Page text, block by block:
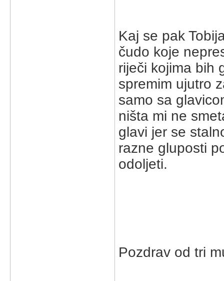
Kaj se pak
čudo koje
riječi kojima bih
spremim ujutro
samo sa
ništa mi ne
glavi jer se
razne gluposti
odoljeti.
Pozdrav od tri